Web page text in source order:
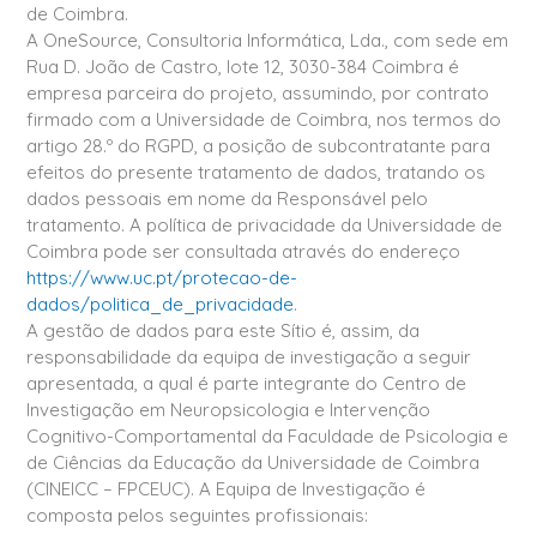
de Coimbra.
A OneSource, Consultoria Informática, Lda., com sede em
Rua D. João de Castro, lote 12, 3030-384 Coimbra é
empresa parceira do projeto, assumindo, por contrato
firmado com a Universidade de Coimbra, nos termos do
artigo 28.º do RGPD, a posição de subcontratante para
efeitos do presente tratamento de dados, tratando os
dados pessoais em nome da Responsável pelo
tratamento. A política de privacidade da Universidade de
Coimbra pode ser consultada através do endereço
https://www.uc.pt/protecao-de-
dados/politica_de_privacidade.
A gestão de dados para este Sítio é, assim, da
responsabilidade da equipa de investigação a seguir
apresentada, a qual é parte integrante do Centro de
Investigação em Neuropsicologia e Intervenção
Cognitivo-Comportamental da Faculdade de Psicologia e
de Ciências da Educação da Universidade de Coimbra
(CINEICC – FPCEUC). A Equipa de Investigação é
composta pelos seguintes profissionais: